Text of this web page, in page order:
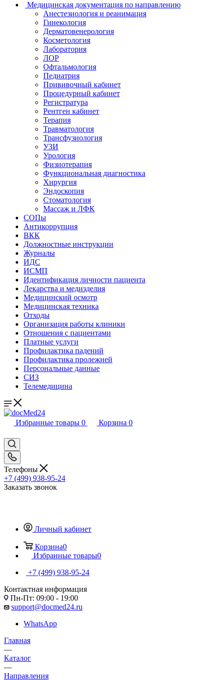
Медицинская документация по направлению
Анестезиология и реанимация
Гинекология
Дерматовенерология
Косметология
Лаборатория
ЛОР
Офтальмология
Педиатрия
Прививочный кабинет
Процедурный кабинет
Регистратура
Рентген кабинет
Терапия
Травматология
Трансфузиология
УЗИ
Урология
Физиотерапия
Функциональная диагностика
Хирургия
Эндоскопия
Стоматология
Массаж и ЛФК
СОПы
Антикоррупция
ВКК
Должностные инструкции
Журналы
ИДС
ИСМП
Идентификация личности пациента
Лекарства и медизделия
Медицинский осмотр
Медицинская техника
Отходы
Организация работы клиники
Отношения с пациентами
Платные услуги
Профилактика падений
Профилактика пролежней
Персональные данные
СИЗ
Телемедицина
Избранные товары 0 Корзина 0
Телефоны
+7 (499) 938-95-24
Заказать звонок
Личный кабинет
Корзина0
Избранные товары0
+7 (499) 938-95-24
Контактная информация
Пн-Пт: 09:00 - 19:00
support@docmed24.ru
WhatsApp
Главная
—
Каталог
—
Направления